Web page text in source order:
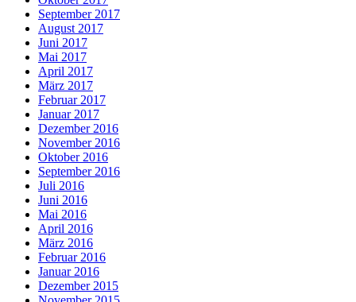
September 2017
August 2017
Juni 2017
Mai 2017
April 2017
März 2017
Februar 2017
Januar 2017
Dezember 2016
November 2016
Oktober 2016
September 2016
Juli 2016
Juni 2016
Mai 2016
April 2016
März 2016
Februar 2016
Januar 2016
Dezember 2015